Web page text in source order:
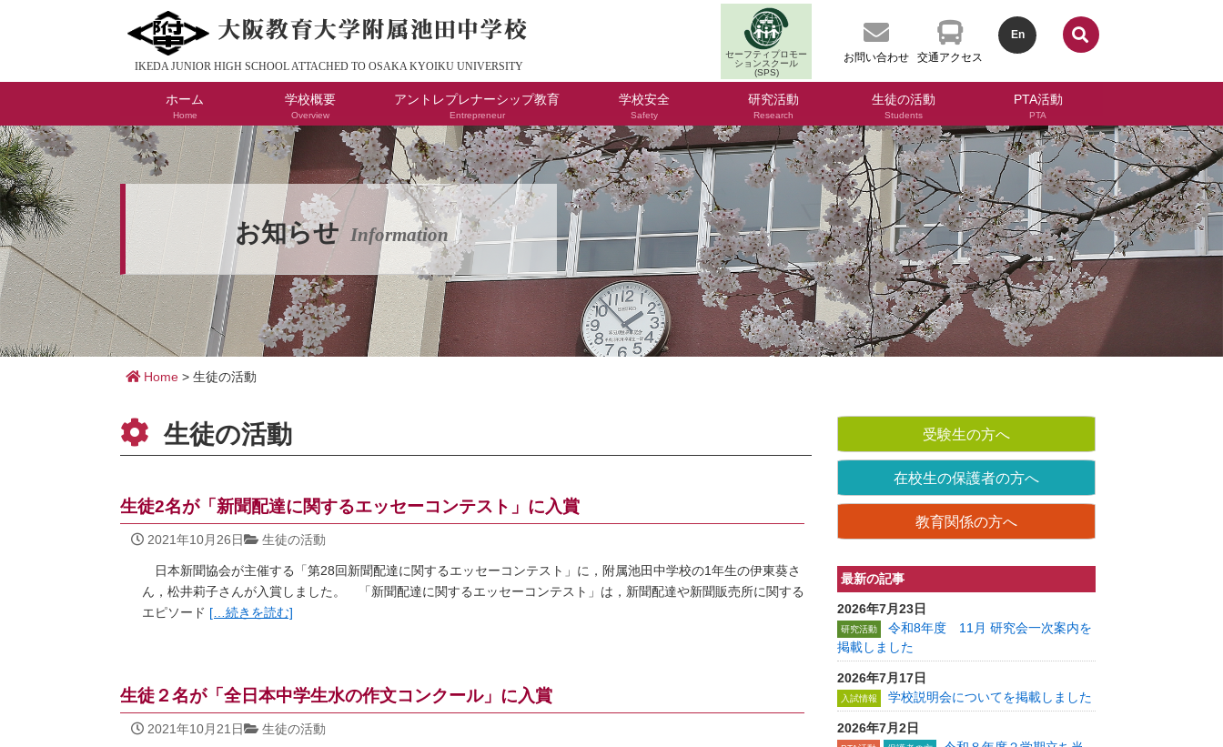
IKEDA JUNIOR HIGH SCHOOL ATTACHED TO OSAKA KYOIKU UNIVERSITY
セーフティプロモー
ションスクール
(SPS)
お問い合わせ 交通アクセス
En
ホーム
Home
学校概要
Overview
教育と使命
沿革
校長より
学校行事
学校評価
いじめ防止
アントレプレナーシップ教育
Entrepreneur
教員の研修活動(準備中)
生徒の学習活動(準備中)
学校安全
Safety
Safety Promotion School(SPS)
安全教育
安全管理
学校安全の手引き
研究活動
Research
研究会・研修会について
実践報告集
生徒の活動
Students
クラブ活動
附中生徒会
PTA活動
PTA
お知らせ Information
Home > 生徒の活動
生徒の活動
生徒2名が「新聞配達に関するエッセーコンテスト」に入賞
2021年10月26日 生徒の活動
日本新聞協会が主催する「第28回新聞配達に関するエッセーコンテスト」に，附属池田中学校の1年生の伊東葵さ
ん，松井莉子さんが入賞しました。 「新聞配達に関するエッセーコンテスト」は，新聞配達や新聞販売所に関する
エピソード [… 続きを読む]
生徒２名が「全日本中学生水の作文コンクール」に入賞
2021年10月21日 生徒の活動
受験生の方へ
在校生の保護者の方へ
教育関係の方へ
最新の記事
2026年7月23日
研究活動
令和8年度 11月 研究会一次案内を
掲載しました
2026年7月17日
入試情報 学校説明会についてを掲載しました
2026年7月2日